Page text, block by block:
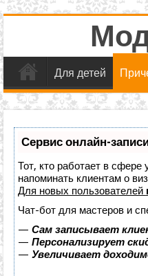
Для детей
Сервис онлайн-
Тот, кто работает в сфере
напоминать клиентам о
Для новых пользователей
Чат-бот для мастеров и
— Сам записывает
— Персонализирует
— Увеличивает